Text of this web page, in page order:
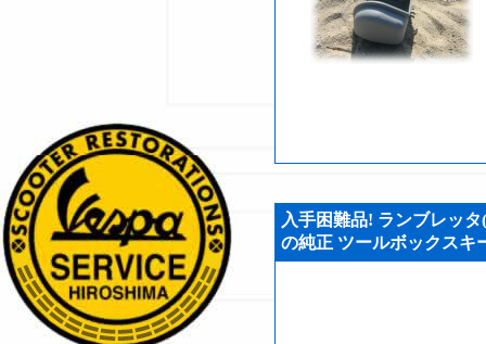
入手困難品! ランブレッ
の純正 ツールボックスキ